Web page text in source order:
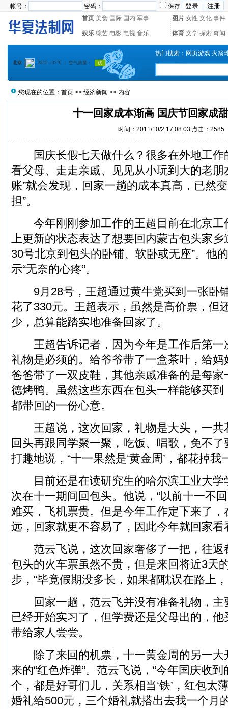
帐号： 密码：
保存
首页 美食 国际 国内 军事 图片 女性 文化 事件
娱乐 综艺 电影 电视 音乐 体育 文学 探索 奇闻
热门搜索： 网页游戏 火箭
您现在的位置： 首页 >> 经济新闻 >> 内容
十一回家成本渐高 国庆节回家成
时间：2011/10/2 17:08:03 点击： 2585
国庆长假七天做什么？很多在外地工作
看父母、走走亲戚、见见从小玩到大的老朋
账”就会发现，回家一趟的成本真高，已然
担”。
今年刚刚参加工作的王超目前在北京工
上更新的状态表达了想要回内蒙古包头家乡
30号北京到包头的卧铺、软卧或无座”。他
示“无奈的心疼”。
9月28号，王超通过黄牛党买到一张卧
花了330元。王超表示，虽然是高价票，但
少，总算能踏实地准备回家了。
王超告诉记者，因为今年是工作后第一
礼物是必须的。给爷爷带了一盒茶叶，给
爸爸带了一双皮鞋，其他亲戚准备的是每
德烤鸭。虽然这些东西在包头一样能够买
都带回的一份心意。
王超说，这次回家，礼物是大头，一共
回头再跟同学聚一聚，吃饭、唱歌，免不
打趣地说，“十一果然是‘黄金周’，都花掉我
目前还是在读研究生的哈尔滨工业大学
次在十一期间回包头。他说，“以前十一不
难买，飞机票贵。但是今年工作定下来了
远，回家就更不容易了，因此今年就回家看
范云飞说，这次回家奢侈了一把，往返
包头的火车票虽然不贵，但是来回将近3天
步，“毕竟假期没多长，如果都耽误在路上
回家一趟，范云飞并没有准备礼物，主
已经开始实习了，但学费还是父母出的，
带给家人尝尝。
除了来回的机票，十一黄金周的另一大
来的“红色炸弹”。范云飞说，“今年国庆收
个，都是好哥们儿，关系相当‘铁’，红包太
婚礼给500元，三个婚礼就搭出去我一个月